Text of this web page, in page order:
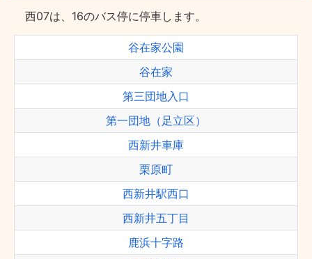
西07は、16のバス停に停車します。
谷在家公園
谷在家
第三団地入口
第一団地（足立区）
西新井車庫
栗原町
西新井駅西口
西新井五丁目
鹿浜十字路